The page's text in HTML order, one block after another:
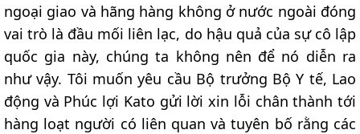
ngoại giao và hãng hàng không ở nước ngoài đóng
vai trò là đầu mối liên lạc, do hậu quả của sự cô lập
quốc gia này, chúng ta không nên để nó diễn ra
như vậy. Tôi muốn yêu cầu Bộ trưởng Bộ Y tế, Lao
động và Phúc lợi Kato gửi lời xin lỗi chân thành tới
hàng loạt người có liên quan và tuyên bố rằng các